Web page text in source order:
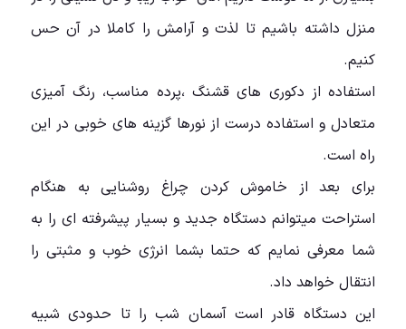
منزل داشته باشیم تا لذت و آرامش را کاملا در آن حس
کنیم.
استفاده از دکوری های قشنگ ،پرده مناسب، رنگ آمیزی
متعادل و استفاده درست از نورها گزینه های خوبی در این
راه است.
برای بعد از خاموش کردن چراغ روشنایی به هنگام
استراحت میتوانم دستگاه جدید و بسیار پیشرفته ای را به
شما معرفی نمایم که حتما بشما انرژی خوب و مثبتی را
انتقال خواهد داد.
این دستگاه قادر است آسمان شب را تا حدودی شبیه